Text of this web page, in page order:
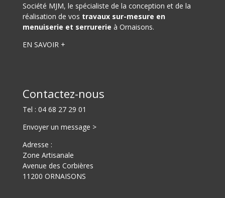
Société MJM, le spécialiste de la conception et de la
réalisation de vos travaux sur-mesure en
menuiserie et serrurerie à Ornaisons.
EN SAVOIR +
Contactez-nous
Tel : 04 68 27 29 01
Envoyer un message >
Adresse :
Zone Artisanale
Avenue des Corbières
11200 ORNAISONS